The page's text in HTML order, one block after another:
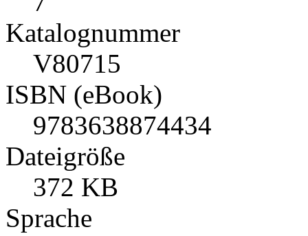
Katalognummer
V80715
ISBN (eBook)
9783638874434
Dateigröße
372 KB
Sprache